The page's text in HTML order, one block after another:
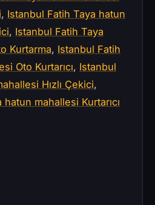
, Istanbul Fatih Taya hatun
, Istanbul Fatih Taya
Kurtarma, Istanbul Fatih
Oto Kurtarıcı, Istanbul
Hızlı Çekici,
mahallesi Kurtarıcı